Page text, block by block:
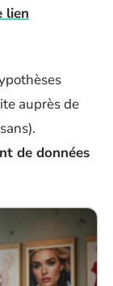
lien
auprès de
de données